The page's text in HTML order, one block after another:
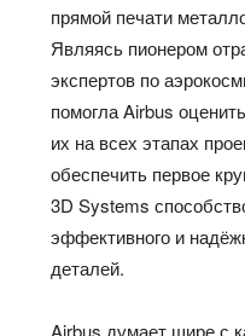
прямой печати
Являясь пионером
экспертов по
помогла Airbus
их на всех этапах
обеспечить первое
3D Systems
эффективного и
деталей.
Airbus думает шире с